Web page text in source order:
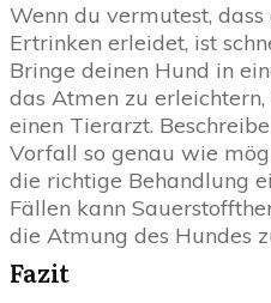
Wenn du vermutest,
Ertrinken erleidet, ist
Bringe deinen Hund in
das Atmen zu
einen Tierarzt.
Vorfall so genau wie
die richtige Behandlung
Fällen kann
die Atmung des Hundes
Fazit